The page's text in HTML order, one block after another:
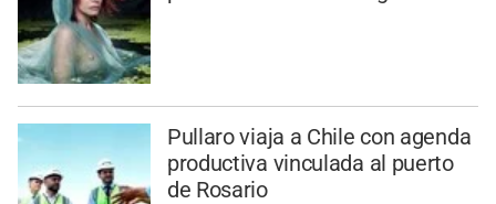
Pullaro viaja a Chile con agenda
productiva vinculada al puerto
de Rosario